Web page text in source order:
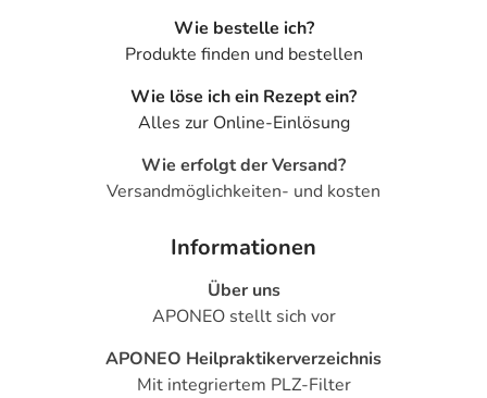
Wie bestelle ich?
Produkte finden und bestellen
Wie löse ich ein Rezept ein?
Alles zur Online-Einlösung
Wie erfolgt der Versand?
Versandmöglichkeiten- und kosten
Informationen
Über uns
APONEO stellt sich vor
APONEO Heilpraktikerverzeichnis
Mit integriertem PLZ-Filter